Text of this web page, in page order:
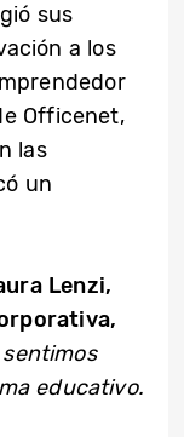
sus
a los
Officenet,
las
un
Lenzi,
sentimos
educativo.